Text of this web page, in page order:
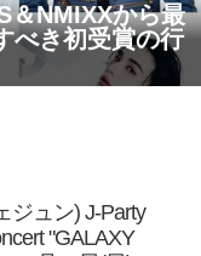
＆NMIXXから最
べき初受賞の行
ジュン) J-Party
"GALAXY